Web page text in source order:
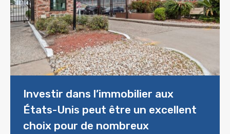
Investir dans l’immobilier aux
États-Unis peut être un excellent
choix pour de nombreux